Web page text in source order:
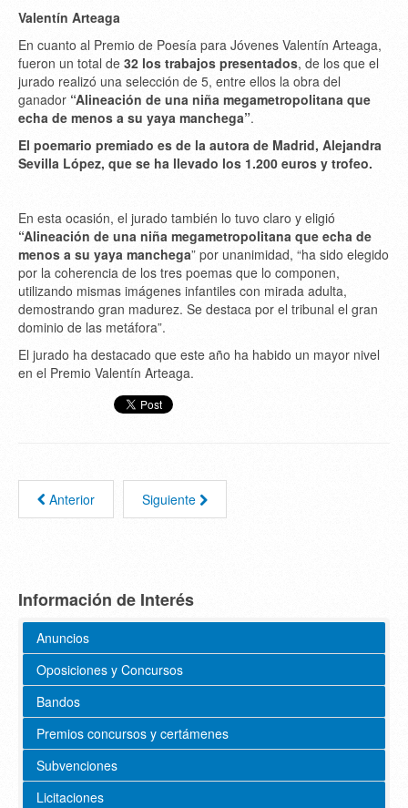
Valentín Arteaga
En cuanto al Premio de Poesía para Jóvenes Valentín Arteaga,
fueron un total de 32 los trabajos presentados, de los que el
jurado realizó una selección de 5, entre ellos la obra del
ganador “Alineación de una niña megametropolitana que
echa de menos a su yaya manchega”.
El poemario premiado es de la autora de Madrid, Alejandra
Sevilla López, que se ha llevado los 1.200 euros y trofeo.
En esta ocasión, el jurado también lo tuvo claro y eligió
“Alineación de una niña megametropolitana que echa de
menos a su yaya manchega” por unanimidad, “ha sido elegido
por la coherencia de los tres poemas que lo componen,
utilizando mismas imágenes infantiles con mirada adulta,
demostrando gran madurez. Se destaca por el tribunal el gran
dominio de las metáfora”.
El jurado ha destacado que este año ha habido un mayor nivel
en el Premio Valentín Arteaga.
Anterior Siguiente
Información de Interés
Anuncios
Oposiciones y Concursos
Bandos
Premios concursos y certámenes
Subvenciones
Licitaciones